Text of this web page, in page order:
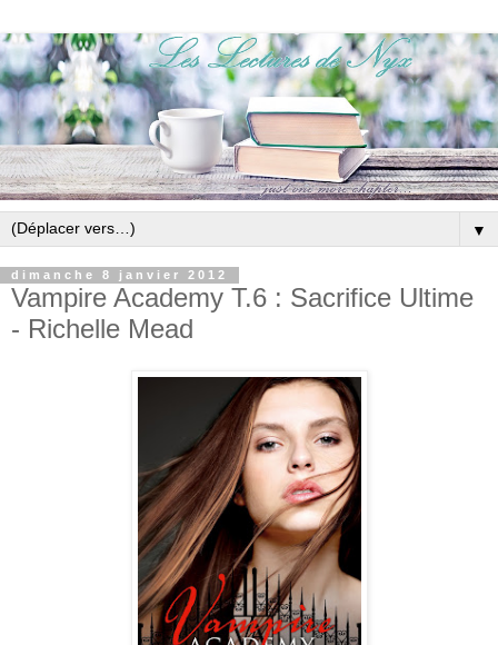
▼
dimanche 8 janvier 2012
Vampire Academy T.6 : Sacrifice Ultime
- Richelle Mead